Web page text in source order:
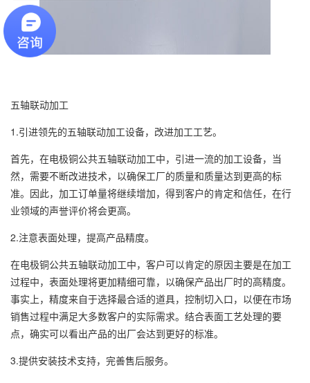
五轴联动加工
1.引进领先的五轴联动加工设备，改进加工工艺。
首先，在电极铜公共五轴联动加工中，引进一流的加工设备，当
然，需要不断改进技术，以确保工厂的质量和质量达到更高的标
准。因此，加工订单量将继续增加，得到客户的肯定和信任，在行
业领域的声誉评价将会更高。
2.注意表面处理，提高产品精度。
在电极铜公共五轴联动加工中，客户可以肯定的原因主要是在加工
过程中，表面处理将更加精细可靠，以确保产品出厂时的高精度。
事实上，精度来自于选择最合适的道具，控制切入口，以便在市场
销售过程中满足大多数客户的实际需求。结合表面工艺处理的要
点，确实可以看出产品的出厂会达到更好的标准。
3.提供安装技术支持，完善售后服务。